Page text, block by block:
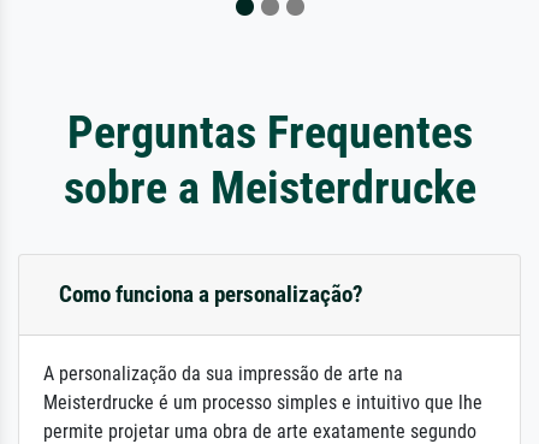
Perguntas Frequentes
sobre a Meisterdrucke
Como funciona a personalização?
A personalização da sua impressão de arte na
Meisterdrucke é um processo simples e intuitivo que lhe
permite projetar uma obra de arte exatamente segundo